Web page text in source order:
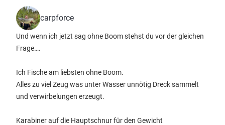
carpforce
Und wenn ich jetzt sag ohne Boom stehst du vor der gleichen
Frage….
Ich Fische am liebsten ohne Boom.
Alles zu viel Zeug was unter Wasser unnötig Dreck sammelt
und verwirbelungen erzeugt.
Karabiner auf die Hauptschnur für den Gewicht